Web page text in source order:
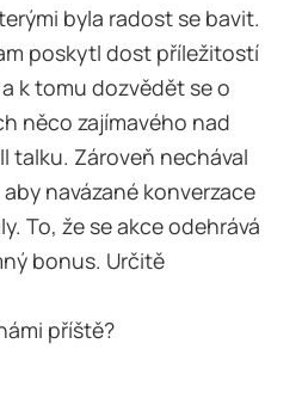
byla radost se bavit.
poskytl dost příležitostí
k tomu dozvědět se o
něco zajímavého nad
talku. Zároveň nechával
navázané konverzace
To, že se akce odehrává
bonus. Určitě
příště?